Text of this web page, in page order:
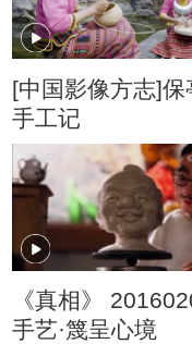
[中国影像方志]保
手工记
《真相》
手艺·篾呈心境